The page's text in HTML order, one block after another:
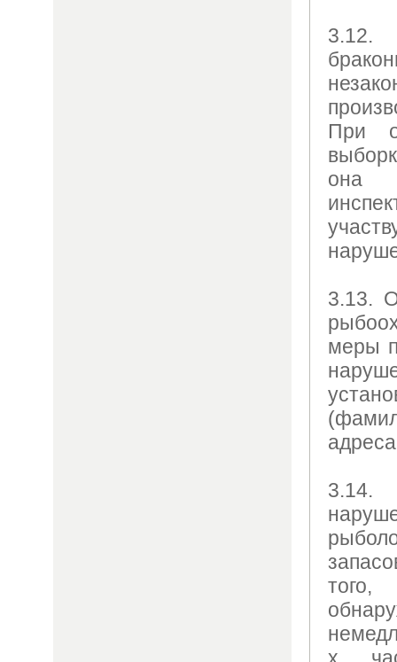
3.12.
При
она
3.13.
меры
3.14.
х